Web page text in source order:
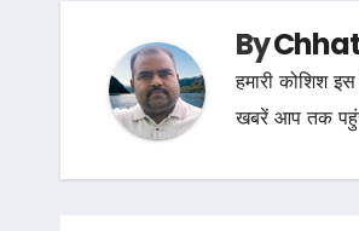
By
हमारी कोशिश
खबरें आप तक